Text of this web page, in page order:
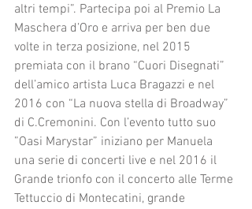
altri tempi”. Partecipa poi al Premio La
Maschera d’Oro e arriva per ben due
volte in terza posizione, nel 2015
premiata con il brano “Cuori Disegnati”
dell’amico artista Luca Bragazzi e nel
2016 con “La nuova stella di Broadway”
di C.Cremonini. Con l’evento tutto suo
”Oasi Marystar” iniziano per Manuela
una serie di concerti live e nel 2016 il
Grande trionfo con il concerto alle Terme
Tettuccio di Montecatini, grande